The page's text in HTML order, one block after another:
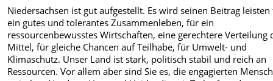
Niedersachsen ist gut aufgestellt. Es wird seinen Beitrag
ein gutes und tolerantes Zusammenleben, für ein
ressourcenbewusstes Wirtschaften, eine gerechtere Verteilung
Mittel, für gleiche Chancen auf Teilhabe, für Umwelt- und
Klimaschutz. Unser Land ist stark, politisch stabil und reich an
Ressourcen. Vor allem aber sind Sie es, die engagierten